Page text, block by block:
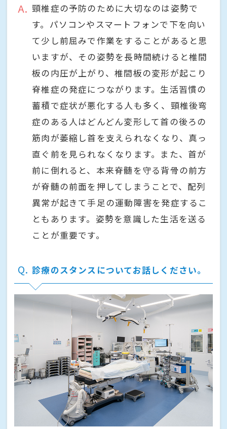
A
頸椎症の予防のために大切なのは姿勢で
す。パソコンやスマートフォンで下を向い
て少し前屈みで作業をすることがあると思
いますが、その姿勢を長時間続けると椎間
板の内圧が上がり、椎間板の変形が起こり
脊椎症の発症につながります。生活習慣の
蓄積で症状が悪化する人も多く、頸椎後弯
症のある人はどんどん変形して首の後ろの
筋肉が萎縮し首を支えられなくなり、真っ
直ぐ前を見られなくなります。また、首が
前に倒れると、本来脊髄を守る背骨の前方
が脊髄の前面を押してしまうことで、配列
異常が起きて手足の運動障害を発症するこ
ともあります。姿勢を意識した生活を送る
ことが重要です。
Q 診療のスタンスについてお話しください。